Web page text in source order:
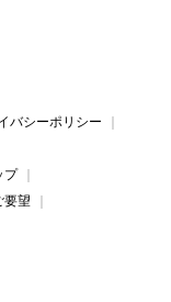
バシーポリシー
プ
要望